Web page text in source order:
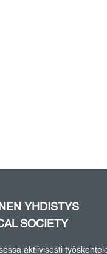
YHDISTYS
SOCIETY
aktiivisesti